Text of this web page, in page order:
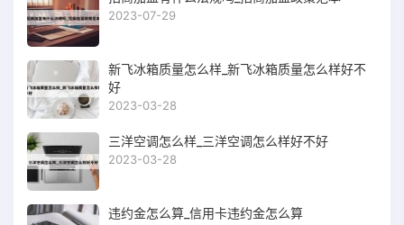
2023-07-29
新飞冰箱质量怎么样_新飞冰箱质量怎么样好不
好
2023-03-28
三洋空调怎么样_三洋空调怎么样好不好
2023-03-28
违约金怎么算_信用卡违约金怎么算